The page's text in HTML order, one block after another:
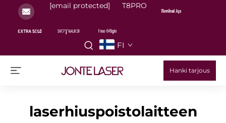
[email protected] T8PRO
FI
Hanki tarjous
laserhiuspoistolaitteen